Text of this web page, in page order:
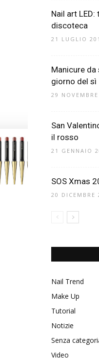
Nail art
discoteca
21 LUGLIO
Manicure
giorno del sì
29
San
il rosso
21 GENNAIO
SOS Xmas
20 DICEMBRE
Nail Trend
Make Up
Tutorial
Notizie
Senza
Video